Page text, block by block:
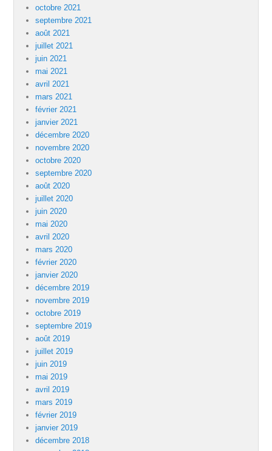
octobre 2021
septembre 2021
août 2021
juillet 2021
juin 2021
mai 2021
avril 2021
mars 2021
février 2021
janvier 2021
décembre 2020
novembre 2020
octobre 2020
septembre 2020
août 2020
juillet 2020
juin 2020
mai 2020
avril 2020
mars 2020
février 2020
janvier 2020
décembre 2019
novembre 2019
octobre 2019
septembre 2019
août 2019
juillet 2019
juin 2019
mai 2019
avril 2019
mars 2019
février 2019
janvier 2019
décembre 2018